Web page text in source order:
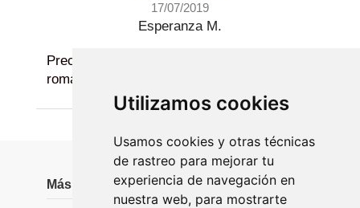
Utilizamos cookies
Usamos cookies y otras técnicas
de rastreo para mejorar tu
experiencia de navegación en
nuestra web, para mostrarte
17/07/2019
Esperanza M.
Precioso tarot, lineas muy finas y
románticas
Más información